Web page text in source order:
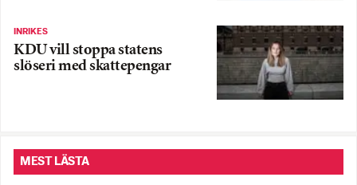
INRIKES
KDU vill stoppa statens
slöseri med skattepengar
MEST LÄSTA